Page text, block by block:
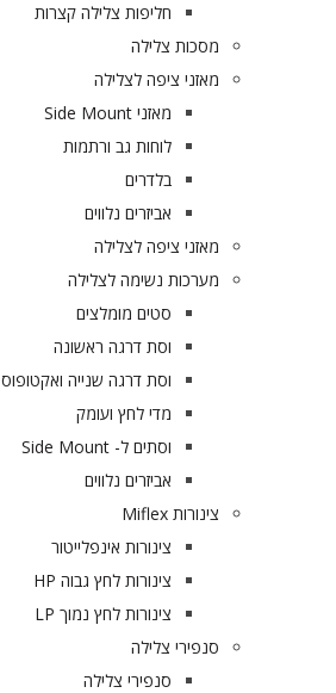
חליפות צלילה קצרות
מסכות צלילה
מאזני ציפה לצלילה
מאזני Side Mount
לוחות גב ורתמות
בלדרים
אביזרים נלווים
מאזני ציפה לצלילה
מערכות נשימה לצלילה
סטים מומלצים
וסת דרגה ראשונה
וסת דרגה שנייה ואקטופוס
מדי לחץ ועומק
וסתים ל- Side Mount
אביזרים נלווים
צינורות Miflex
צינורות אינפלייטור
צינורות לחץ גבוה HP
צינורות לחץ נמוך LP
סנפירי צלילה
סנפירי צלילה